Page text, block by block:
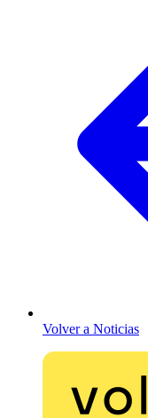
Volver a Noticias